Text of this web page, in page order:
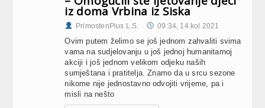
iz doma Vrbina iz Siska
PrimostenPlus L.S. 09:34, 14.kol 2021
Ovim putem želimo se još jednom zahvaliti svima
vama na sudjelovanju u još jednoj humanitarnoj
akciji i još jednom velikom odjeku naših
sumještana i pratitelja. Znamo da u srcu sezone
nikome nije jednostavno odvojiti vrijeme, pa i
misli na nešto